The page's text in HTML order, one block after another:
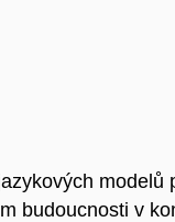
modelů
budoucnosti v